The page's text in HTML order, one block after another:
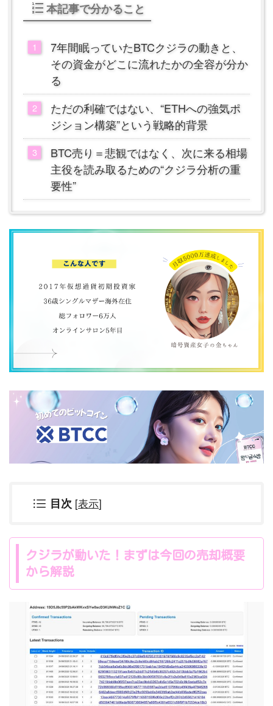
本記事で分かること
7年間眠っていたBTCクジラの動きと、
その資金がどこに流れたかの全容が分か
る
ただの利確ではない、“ETHへの強気ポ
ジション構築”という戦略的背景
BTC売り＝悲観ではなく、次に来る相場
主役を読み取るための“クジラ分析の重
要性”
目次 [表示]
クジラが動いた！まずは今回の売却概要
から解説